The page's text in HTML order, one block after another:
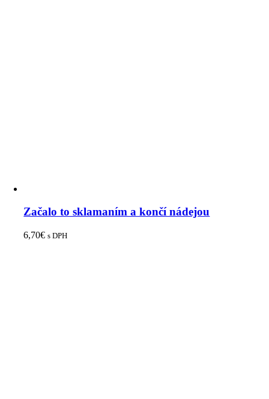
Začalo to sklamaním a končí nádejou
6,70€ s DPH